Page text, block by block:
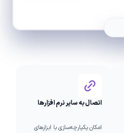
اتصال به سایر نرم افزارها
امکان یکپارچه‌سازی با ابزارهای